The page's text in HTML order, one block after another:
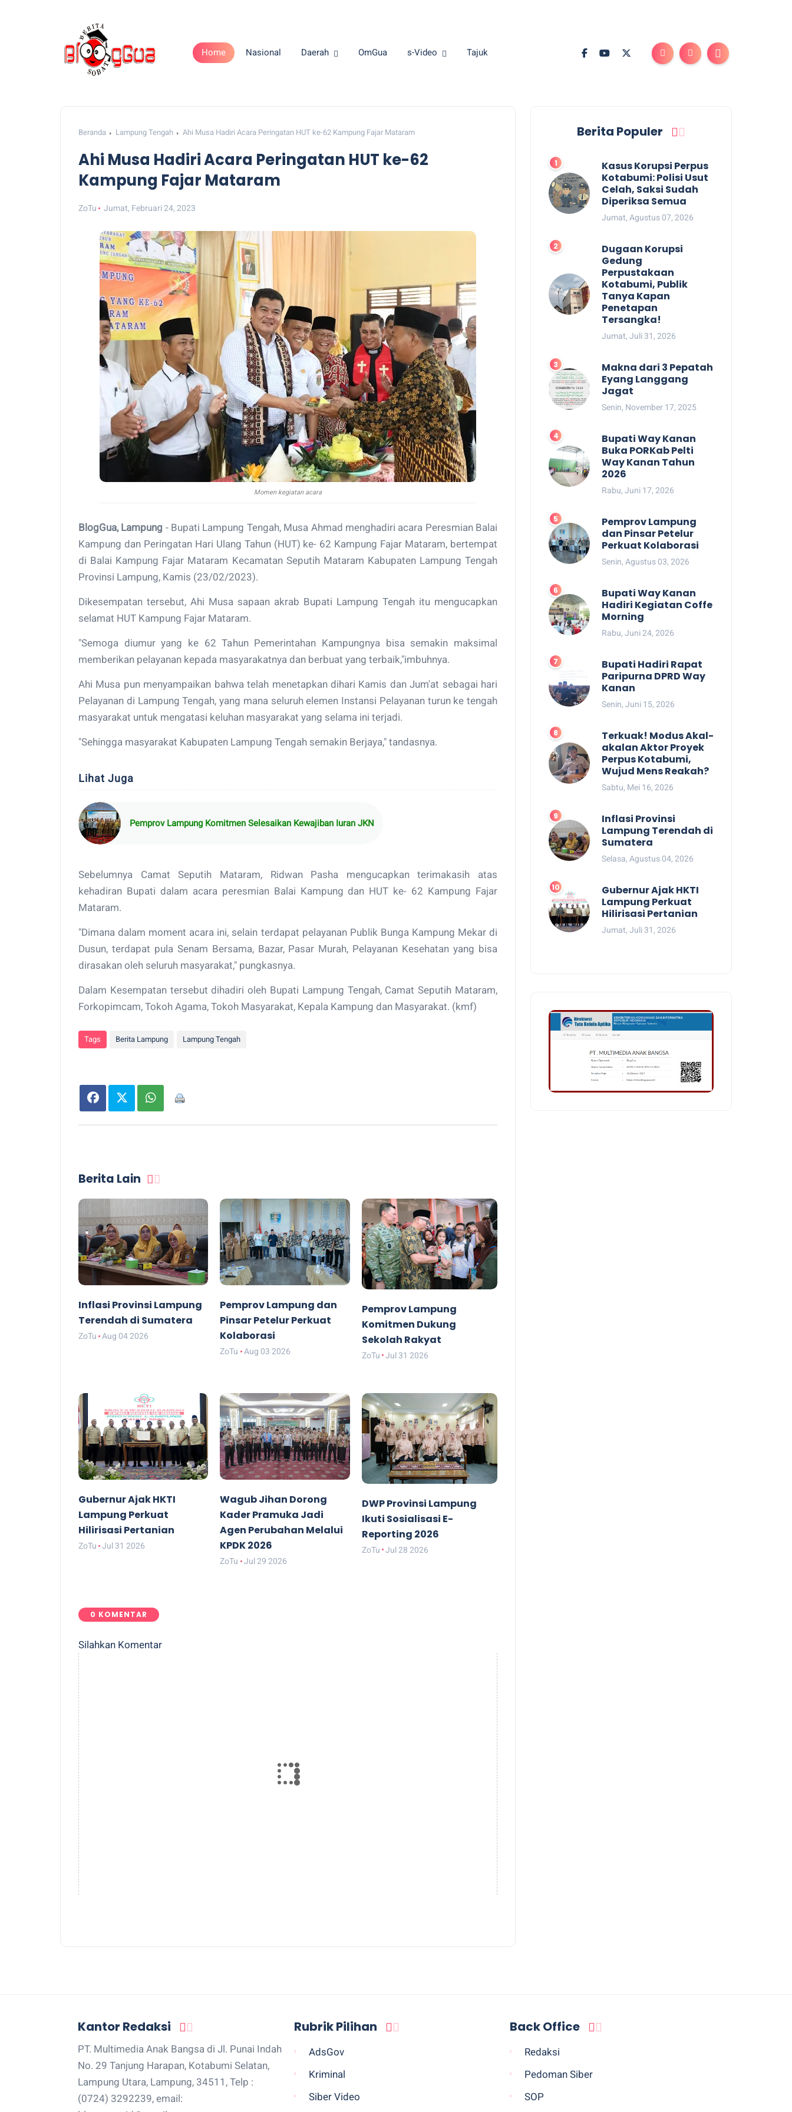
Home Nasional Daerah OmGua s-Video Tajuk
Beranda Lampung Tengah Ahi Musa Hadiri Acara Peringatan HUT ke-62 Kampung Fajar Mataram
Ahi Musa Hadiri Acara Peringatan HUT ke-62
Kampung Fajar Mataram
ZoTu Jumat, Februari 24, 2023
Momen kegiatan acara
BlogGua, Lampung - Bupati Lampung Tengah, Musa Ahmad menghadiri acara Peresmian Balai
Kampung dan Peringatan Hari Ulang Tahun (HUT) ke- 62 Kampung Fajar Mataram, bertempat
di Balai Kampung Fajar Mataram Kecamatan Seputih Mataram Kabupaten Lampung Tengah
Provinsi Lampung, Kamis (23/02/2023).
Dikesempatan tersebut, Ahi Musa sapaan akrab Bupati Lampung Tengah itu mengucapkan
selamat HUT Kampung Fajar Mataram.
"Semoga diumur yang ke 62 Tahun Pemerintahan Kampungnya bisa semakin maksimal
memberikan pelayanan kepada masyarakatnya dan berbuat yang terbaik,"imbuhnya.
Ahi Musa pun menyampaikan bahwa telah menetapkan dihari Kamis dan Jum'at sebagai hari
Pelayanan di Lampung Tengah, yang mana seluruh elemen Instansi Pelayanan turun ke tengah
masyarakat untuk mengatasi keluhan masyarakat yang selama ini terjadi.
"Sehingga masyarakat Kabupaten Lampung Tengah semakin Berjaya," tandasnya.
Lihat Juga
Pemprov Lampung Komitmen Selesaikan Kewajiban Iuran JKN
Sebelumnya Camat Seputih Mataram, Ridwan Pasha mengucapkan terimakasih atas
kehadiran Bupati dalam acara peresmian Balai Kampung dan HUT ke- 62 Kampung Fajar
Mataram.
"Dimana dalam moment acara ini, selain terdapat pelayanan Publik Bunga Kampung Mekar di
Dusun, terdapat pula Senam Bersama, Bazar, Pasar Murah, Pelayanan Kesehatan yang bisa
dirasakan oleh seluruh masyarakat," pungkasnya.
Dalam Kesempatan tersebut dihadiri oleh Bupati Lampung Tengah, Camat Seputih Mataram,
Forkopimcam, Tokoh Agama, Tokoh Masyarakat, Kepala Kampung dan Masyarakat. (kmf)
Tags Berita Lampung Lampung Tengah
Berita Lain
Inflasi Provinsi Lampung
Terendah di Sumatera
ZoTu Aug 04 2026
Pemprov Lampung dan
Pinsar Petelur Perkuat
Kolaborasi
ZoTu Aug 03 2026
Pemprov Lampung
Komitmen Dukung
Sekolah Rakyat
ZoTu Jul 31 2026
Gubernur Ajak HKTI
Lampung Perkuat
Hilirisasi Pertanian
ZoTu Jul 31 2026
Wagub Jihan Dorong
Kader Pramuka Jadi
Agen Perubahan Melalui
KPDK 2026
ZoTu Jul 29 2026
DWP Provinsi Lampung
Ikuti Sosialisasi E-
Reporting 2026
ZoTu Jul 28 2026
0 KOMENTAR
Silahkan Komentar
Berita Populer
Kasus Korupsi Perpus
Kotabumi: Polisi Usut
Celah, Saksi Sudah
Diperiksa Semua
Jumat, Agustus 07, 2026
Dugaan Korupsi
Gedung
Perpustakaan
Kotabumi, Publik
Tanya Kapan
Penetapan
Tersangka!
Jumat, Juli 31, 2026
Makna dari 3 Pepatah
Eyang Langgang
Jagat
Senin, November 17, 2025
Bupati Way Kanan
Buka PORKab Pelti
Way Kanan Tahun
2026
Rabu, Juni 17, 2026
Pemprov Lampung
dan Pinsar Petelur
Perkuat Kolaborasi
Senin, Agustus 03, 2026
Bupati Way Kanan
Hadiri Kegiatan Coffe
Morning
Rabu, Juni 24, 2026
Bupati Hadiri Rapat
Paripurna DPRD Way
Kanan
Senin, Juni 15, 2026
Terkuak! Modus Akal-
akalan Aktor Proyek
Perpus Kotabumi,
Wujud Mens Reakah?
Sabtu, Mei 16, 2026
Inflasi Provinsi
Lampung Terendah di
Sumatera
Selasa, Agustus 04, 2026
Gubernur Ajak HKTI
Lampung Perkuat
Hilirisasi Pertanian
Jumat, Juli 31, 2026
Kantor Redaksi
PT. Multimedia Anak Bangsa di Jl. Punai Indah
No. 29 Tanjung Harapan, Kotabumi Selatan,
Lampung Utara, Lampung, 34511, Telp :
(0724) 3292239, email:
Rubrik Pilihan
AdsGov
Kriminal
Siber Video
Back Office
Redaksi
Pedoman Siber
SOP